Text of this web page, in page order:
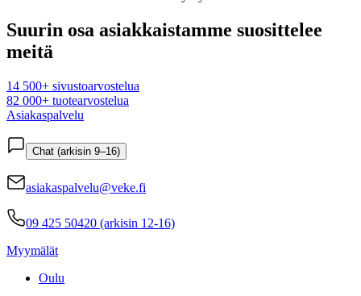
Suurin osa asiakkaistamme suosittelee
meitä
14 500+ sivustoarvostelua
82 000+ tuotearvostelua
Asiakaspalvelu
Chat (arkisin 9–16)
asiakaspalvelu@veke.fi
09 425 50420 (arkisin 12-16)
Myymälät
Oulu